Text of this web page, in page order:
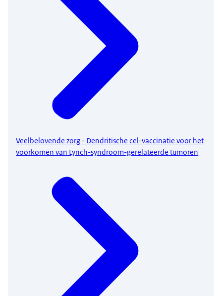
Veelbelovende zorg - Dendritische cel-vaccinatie voor het
voorkomen van Lynch-syndroom-gerelateerde tumoren